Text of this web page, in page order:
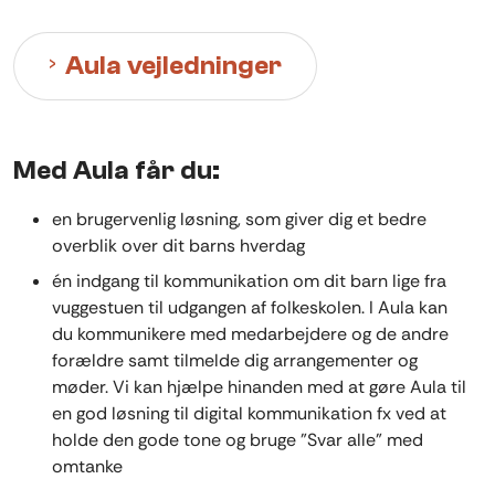
Aula vejledninger
Med Aula får du:
en brugervenlig løsning, som giver dig et bedre
overblik over dit barns hverdag
én indgang til kommunikation om dit barn lige fra
vuggestuen til udgangen af folkeskolen. I Aula kan
du kommunikere med medarbejdere og de andre
forældre samt tilmelde dig arrangementer og
møder. Vi kan hjælpe hinanden med at gøre Aula til
en god løsning til digital kommunikation fx ved at
holde den gode tone og bruge ”Svar alle” med
omtanke